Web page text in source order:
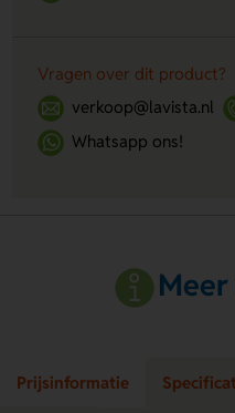
Vragen over dit product?
verkoop@lavista.nl
Whatsapp ons!
Prijsinformatie